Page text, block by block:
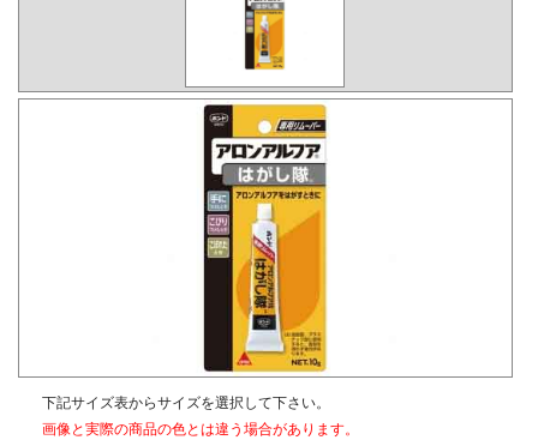
下記サイズ表からサイズを選択して下さい。
画像と実際の商品の色とは違う場合があります。